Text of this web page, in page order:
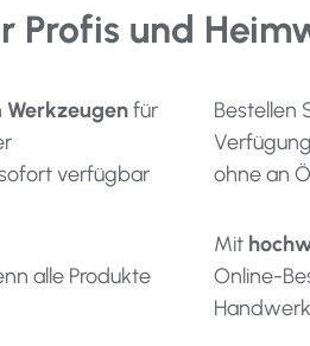
Profis und
Werkzeugenfür
verfügbar
alle Produkte
Bestellen
ohne an
Mit
Online-